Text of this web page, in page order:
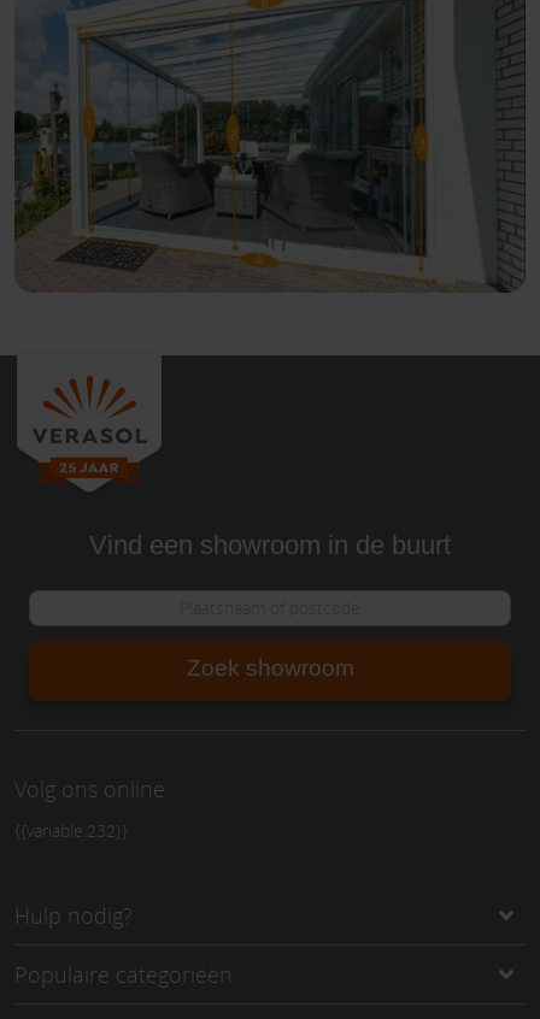
Vind een showroom in de buurt
Zoek showroom
Volg ons online
{{variable:232}}
Hulp nodig?
Populaire categorieën